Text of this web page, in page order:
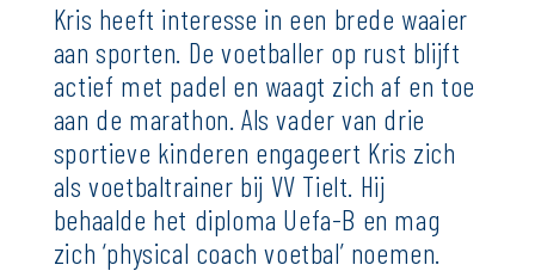
Kris heeft interesse in een brede waaier
aan sporten. De voetballer op rust blijft
actief met padel en waagt zich af en toe
aan de marathon. Als vader van drie
sportieve kinderen engageert Kris zich
als voetbaltrainer bij VV Tielt. Hij
behaalde het diploma Uefa-B en mag
zich ‘physical coach voetbal’ noemen.